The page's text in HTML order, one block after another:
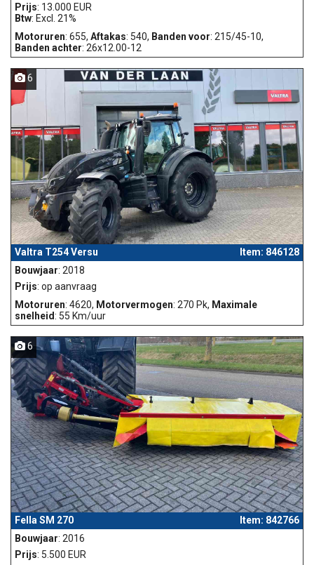
Prijs: 13.000 EUR
Btw: Excl. 21%
Motoruren: 655, Aftakas: 540, Banden voor: 215/45-10,
Banden achter: 26x12.00-12
6
Valtra T254 Versu
Item: 846128
Bouwjaar: 2018
Prijs: op aanvraag
Motoruren: 4620, Motorvermogen: 270 Pk, Maximale
snelheid: 55 Km/uur
6
Fella SM 270
Item: 842766
Bouwjaar: 2016
Prijs: 5.500 EUR